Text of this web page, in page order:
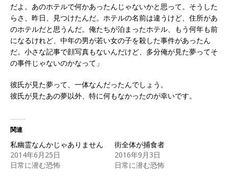
だよ。あのホテルで何かあったんじゃないかと思って。そうした
らさ、昨日、見つけたんだ。ホテルの名前は違うけど、住所があ
のホテルだと思うんだ。俺たちが泊まったホテル、もう何年も前
になるけれど、中年の男が若い女の子を殺した事件があったん
だ。小さな記事で顔写真もないんだけど、多分俺が見た夢ってそ
の事件じゃないのかなって」
彼氏が見た夢って、一体なんだったんでしょう。
彼氏が見たあの夢以外、特に何もなかったのが幸いです。
関連
私幽霊なんかじゃありません
2014年6月25日
日常に潜む恐怖
街全体が捕食者
2016年9月3日
日常に潜む恐怖